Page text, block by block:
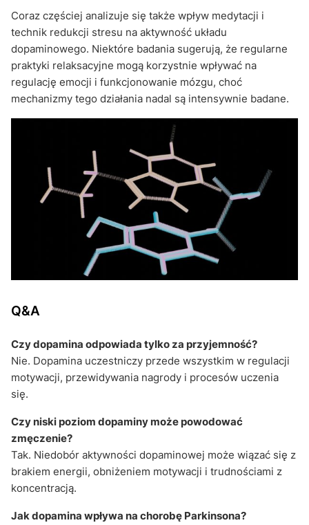
Coraz częściej analizuje się także wpływ medytacji i
technik redukcji stresu na aktywność układu
dopaminowego. Niektóre badania sugerują, że regularne
praktyki relaksacyjne mogą korzystnie wpływać na
regulację emocji i funkcjonowanie mózgu, choć
mechanizmy tego działania nadal są intensywnie badane.
Q&A
Czy dopamina odpowiada tylko za przyjemność?
Nie. Dopamina uczestniczy przede wszystkim w regulacji
motywacji, przewidywania nagrody i procesów uczenia
się.
Czy niski poziom dopaminy może powodować
zmęczenie?
Tak. Niedobór aktywności dopaminowej może wiązać się z
brakiem energii, obniżeniem motywacji i trudnościami z
koncentracją.
Jak dopamina wpływa na chorobę Parkinsona?